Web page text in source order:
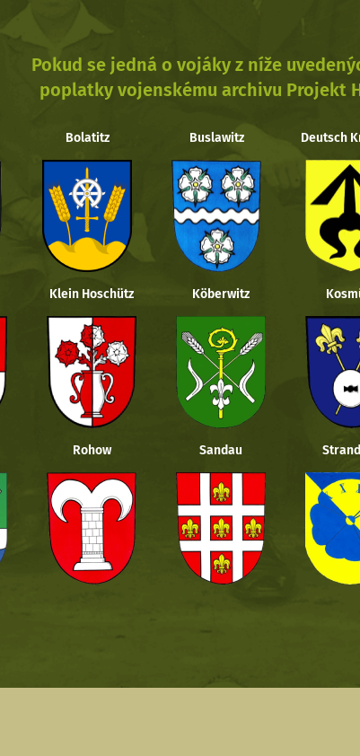
Pokud se jedná o vojáky z níže
poplatky vojenskému archivu Projekt
Bolatitz Buslawitz Deutsch
Klein Hoschütz Köberwitz
Rohow Sandau